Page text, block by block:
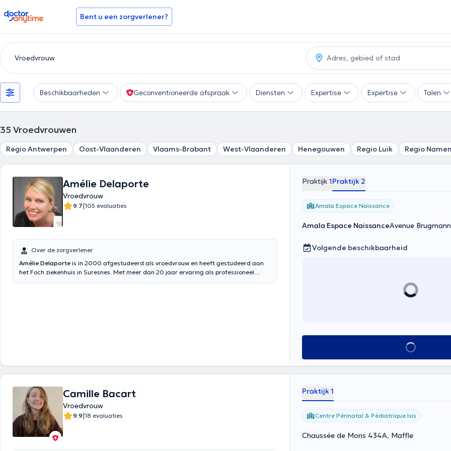
doctoranytime Bent u een zorgverlener?
Beschikbaarheden Geconventioneerde afspraak Diensten Expertise Expertise Talen
35 Vroedvrouwen
Regio Antwerpen Oost-Vlaanderen Vlaams-Brabant West-Vlaanderen Henegouwen Regio Luik Regio Namen
Amélie Delaporte
Vroedvrouw
9.7|105 evaluaties
Over de zorgverlener
Amélie Delaporte is in 2000 afgestudeerd als vroedvrouw en heeft gestudeerd aan
het Foch ziekenhuis in Suresnes. Met meer dan 20 jaar ervaring als professioneel
Praktijk 1Praktijk 2
Amala Espace Naissance
Amala Espace NaissanceAvenue
Volgende beschikbaarheid
Alles zien
Camille Bacart
Vroedvrouw
9.9|18 evaluaties
Praktijk 1
Centre Périnatal & Pédiatrique Isis
Chaussée de Mons 434A, Maffle